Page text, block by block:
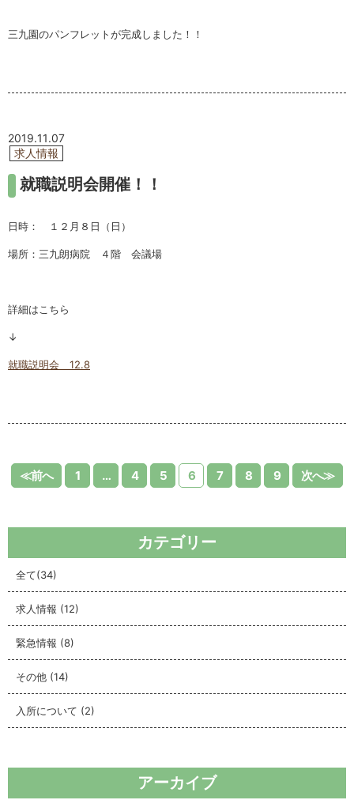
三九園のパンフレットが完成しました！！
就職説明会開催！！
2019.11.07
求人情報
日時： １２月８日（日）
場所：三九朗病院 ４階 会議場
詳細はこちら
↓
就職説明会 12.8
≪前へ 1 … 4 5 6 7 8 9 次へ≫
カテゴリー
全て(34)
求人情報 (12)
緊急情報 (8)
その他 (14)
入所について (2)
アーカイブ